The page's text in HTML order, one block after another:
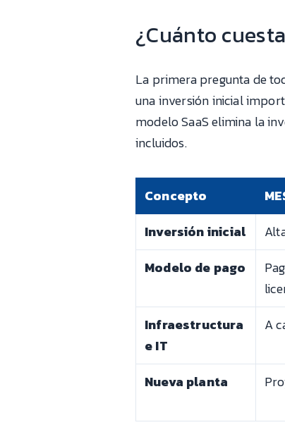
¿Cuánto
La primera pregunta de
una inversión inicial
modelo SaaS elimina la
incluidos.
Concepto
Inversión inicial
Modelo de pago
Infraestructura
e IT
A
Nueva planta